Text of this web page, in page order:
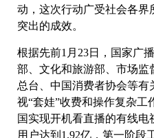
动，这次行动广受社会各界
突出的成效。
根据先前1月23日，国家广
部、文化和旅游部、市场
总台、中国消费者协会等
视“套娃”收费和操作复杂工
国实现开机看直播的有线电
用户达到1.92亿，第一阶段